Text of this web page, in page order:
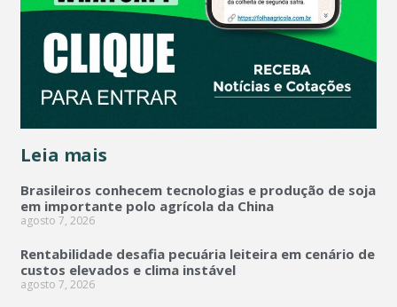
Leia mais
Brasileiros conhecem tecnologias e produção de soja
em importante polo agrícola da China
agosto 7, 2026
Rentabilidade desafia pecuária leiteira em cenário de
custos elevados e clima instável
agosto 7, 2026